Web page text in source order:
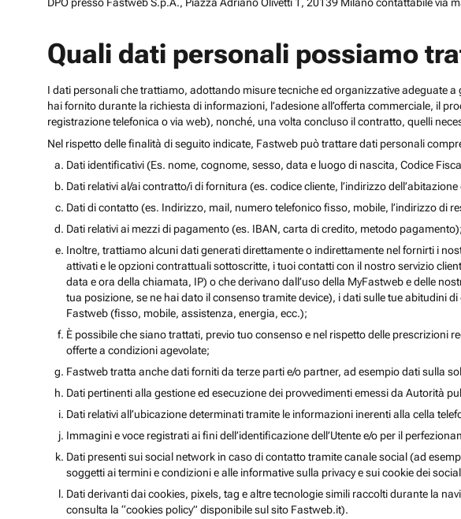
Quali dati personali possiamo
I dati personali che trattiamo, adottando misure tecniche ed organizzative adeguate
hai fornito durante la richiesta di informazioni, l’adesione all’offerta commerciale, il
registrazione telefonica o via web), nonché, una volta concluso il contratto, quelli
Nel rispetto delle finalità di seguito indicate, Fastweb può trattare dati personali
Dati identificativi (Es. nome, cognome, sesso, data e luogo di nascita, Codice
Dati relativi al/ai contratto/i di fornitura (es. codice cliente, l’indirizzo
Dati di contatto (es. Indirizzo, mail, numero telefonico fisso, mobile, l’indirizzo di
Dati relativi ai mezzi di pagamento (es. IBAN, carta di credito, metodo pagamento);
Inoltre, trattiamo alcuni dati generati direttamente o indirettamente nel fornirti i
attivati e le opzioni contrattuali sottoscritte, i tuoi contatti con il nostro servizio
data e ora della chiamata, IP) o che derivano dall’uso della MyFastweb e delle
tua posizione, se ne hai dato il consenso tramite device), i dati sulle tue abitudini
Fastweb (fisso, mobile, assistenza, energia, ecc.);
È possibile che siano trattati, previo tuo consenso e nel rispetto delle prescrizioni
offerte a condizioni agevolate;
Fastweb tratta anche dati forniti da terze parti e/o partner, ad esempio dati sulla
Dati pertinenti alla gestione ed esecuzione dei provvedimenti emessi da Autorità
Dati relativi all’ubicazione determinati tramite le informazioni inerenti alla cella
Immagini e voce registrati ai fini dell’identificazione dell’Utente e/o per il
Dati presenti sui social network in caso di contatto tramite canale social (ad
soggetti ai termini e condizioni e alle informative sulla privacy e sui cookie dei
Dati derivanti dai cookies, pixels, tag e altre tecnologie simili raccolti durante la
consulta la “cookies policy” disponibile sul sito Fastweb.it).